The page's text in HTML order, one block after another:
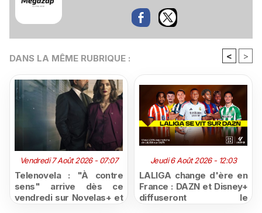
DANS LA MÊME RUBRIQUE : < >
Vendredi 7 Août 2026 - 07:07
Telenovela : "À contre
sens" arrive dès ce
vendredi sur Novelas+ et
Jeudi 6 Août 2026 - 12:03
LALIGA change d'ère en
France : DAZN et Disney+
diffuseront le